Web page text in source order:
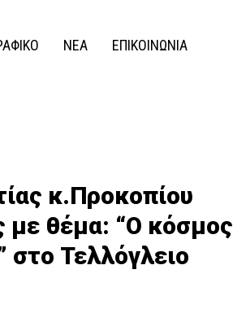
ΝΕΑ ΕΠΙΚΟΙΝΩΝΙΑ
κ.Προκοπίου
με θέμα: “Ο κόσμος
Τελλόγλειο